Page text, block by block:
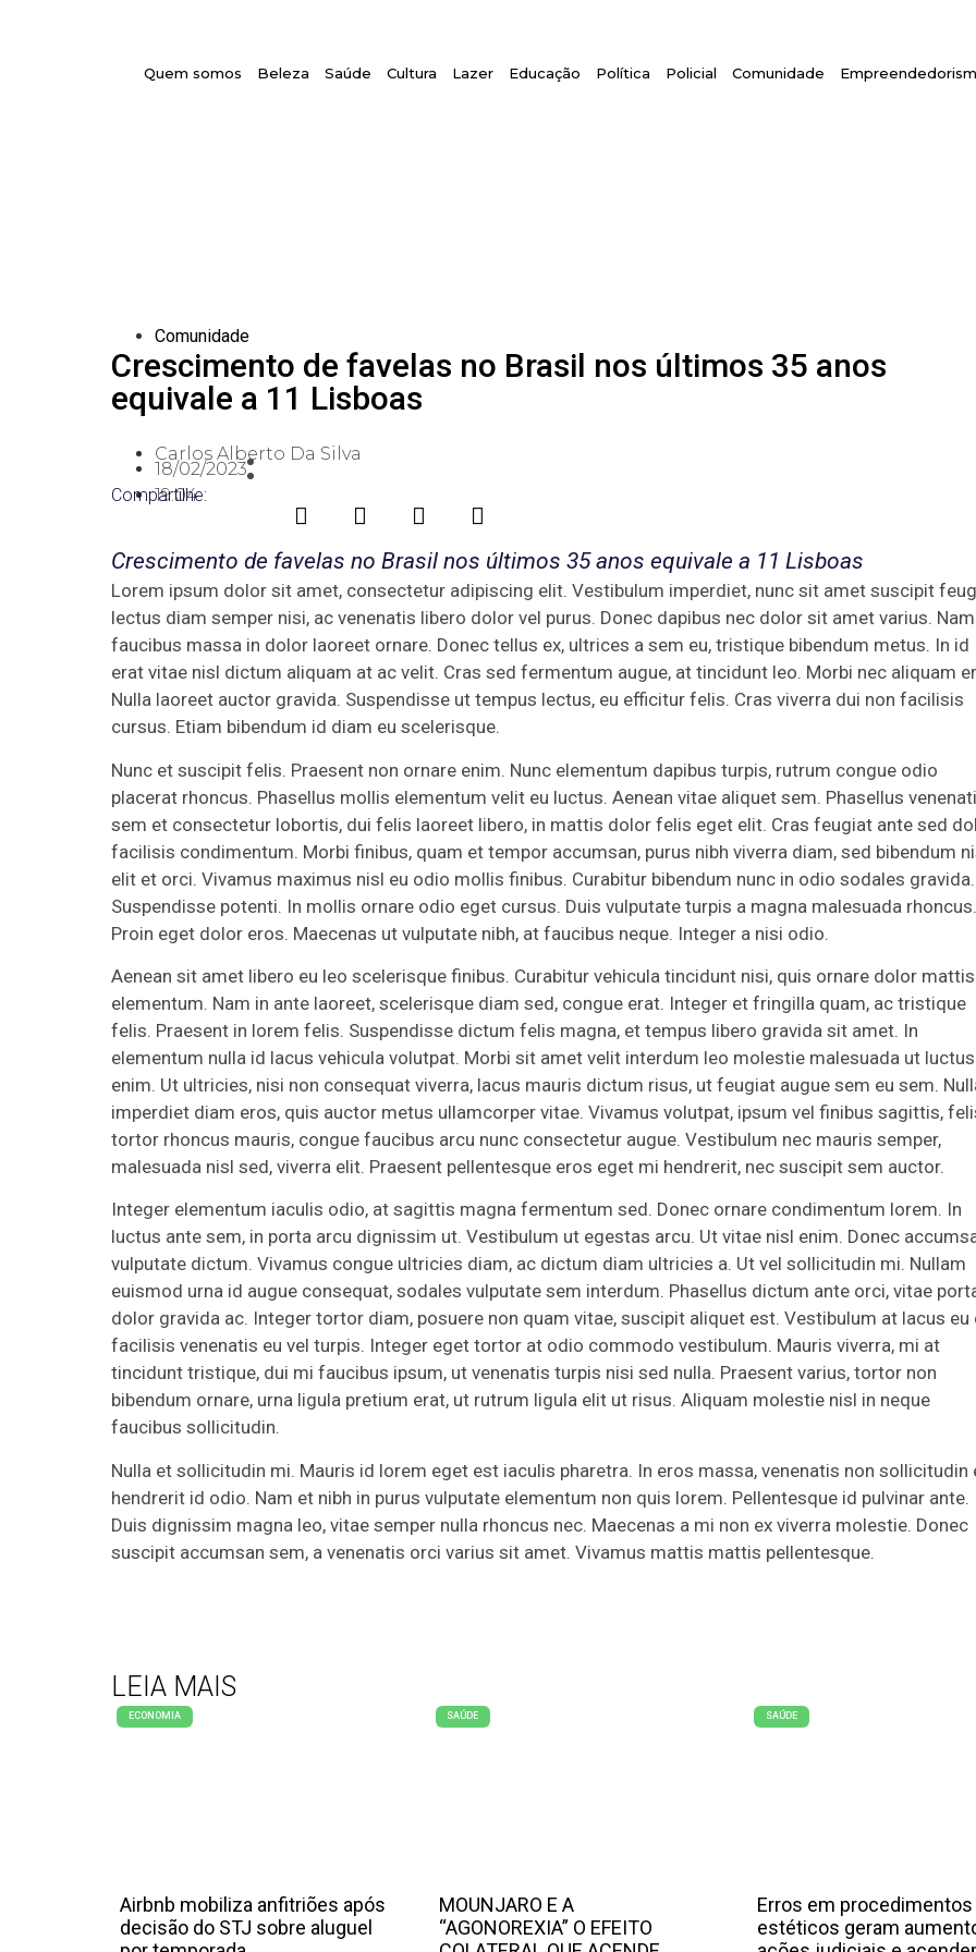
Quem somos Beleza Saúde Cultura Lazer Educação Política Policial Comunidade
Comunidade
Crescimento de favelas no Brasil nos últimos 35 anos
equivale a 11 Lisboas
Carlos Alberto Da Silva
18/02/2023
19:04
Compartilhe:
Crescimento de favelas no Brasil nos últimos 35 anos equivale a 11 Lisboas
Lorem ipsum dolor sit amet, consectetur adipiscing elit. Vestibulum imperdiet, nunc sit amet suscipit
lectus diam semper nisi, ac venenatis libero dolor vel purus. Donec dapibus nec dolor sit amet varius. Nam
faucibus massa in dolor laoreet ornare. Donec tellus ex, ultrices a sem eu, tristique bibendum metus. In id
erat vitae nisl dictum aliquam at ac velit. Cras sed fermentum augue, at tincidunt leo. Morbi nec aliquam
Nulla laoreet auctor gravida. Suspendisse ut tempus lectus, eu efficitur felis. Cras viverra dui non facilisis
cursus. Etiam bibendum id diam eu scelerisque.
Nunc et suscipit felis. Praesent non ornare enim. Nunc elementum dapibus turpis, rutrum congue odio
placerat rhoncus. Phasellus mollis elementum velit eu luctus. Aenean vitae aliquet sem. Phasellus
sem et consectetur lobortis, dui felis laoreet libero, in mattis dolor felis eget elit. Cras feugiat ante sed
facilisis condimentum. Morbi finibus, quam et tempor accumsan, purus nibh viverra diam, sed bibendum
elit et orci. Vivamus maximus nisl eu odio mollis finibus. Curabitur bibendum nunc in odio sodales gravida.
Suspendisse potenti. In mollis ornare odio eget cursus. Duis vulputate turpis a magna malesuada rhoncus.
Proin eget dolor eros. Maecenas ut vulputate nibh, at faucibus neque. Integer a nisi odio.
Aenean sit amet libero eu leo scelerisque finibus. Curabitur vehicula tincidunt nisi, quis ornare dolor mattis
elementum. Nam in ante laoreet, scelerisque diam sed, congue erat. Integer et fringilla quam, ac tristique
felis. Praesent in lorem felis. Suspendisse dictum felis magna, et tempus libero gravida sit amet. In
elementum nulla id lacus vehicula volutpat. Morbi sit amet velit interdum leo molestie malesuada ut luctus
enim. Ut ultricies, nisi non consequat viverra, lacus mauris dictum risus, ut feugiat augue sem eu sem.
imperdiet diam eros, quis auctor metus ullamcorper vitae. Vivamus volutpat, ipsum vel finibus sagittis,
tortor rhoncus mauris, congue faucibus arcu nunc consectetur augue. Vestibulum nec mauris semper,
malesuada nisl sed, viverra elit. Praesent pellentesque eros eget mi hendrerit, nec suscipit sem auctor.
Integer elementum iaculis odio, at sagittis magna fermentum sed. Donec ornare condimentum lorem. In
luctus ante sem, in porta arcu dignissim ut. Vestibulum ut egestas arcu. Ut vitae nisl enim. Donec
vulputate dictum. Vivamus congue ultricies diam, ac dictum diam ultricies a. Ut vel sollicitudin mi. Nullam
euismod urna id augue consequat, sodales vulputate sem interdum. Phasellus dictum ante orci, vitae
dolor gravida ac. Integer tortor diam, posuere non quam vitae, suscipit aliquet est. Vestibulum at lacus eu
facilisis venenatis eu vel turpis. Integer eget tortor at odio commodo vestibulum. Mauris viverra, mi at
tincidunt tristique, dui mi faucibus ipsum, ut venenatis turpis nisi sed nulla. Praesent varius, tortor non
bibendum ornare, urna ligula pretium erat, ut rutrum ligula elit ut risus. Aliquam molestie nisl in neque
faucibus sollicitudin.
Nulla et sollicitudin mi. Mauris id lorem eget est iaculis pharetra. In eros massa, venenatis non sollicitudin
hendrerit id odio. Nam et nibh in purus vulputate elementum non quis lorem. Pellentesque id pulvinar ante.
Duis dignissim magna leo, vitae semper nulla rhoncus nec. Maecenas a mi non ex viverra molestie. Donec
suscipit accumsan sem, a venenatis orci varius sit amet. Vivamus mattis mattis pellentesque.
LEIA MAIS
ECONOMIA
Airbnb mobiliza anfitriões após
decisão do STJ sobre aluguel
SAÚDE
MOUNJARO E A
“AGONOREXIA” O EFEITO
SAÚDE
Erros em procedimentos
estéticos geram